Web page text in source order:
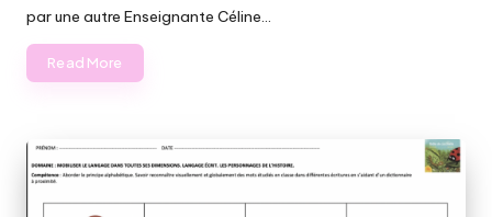
par une autre Enseignante Céline…
Read More